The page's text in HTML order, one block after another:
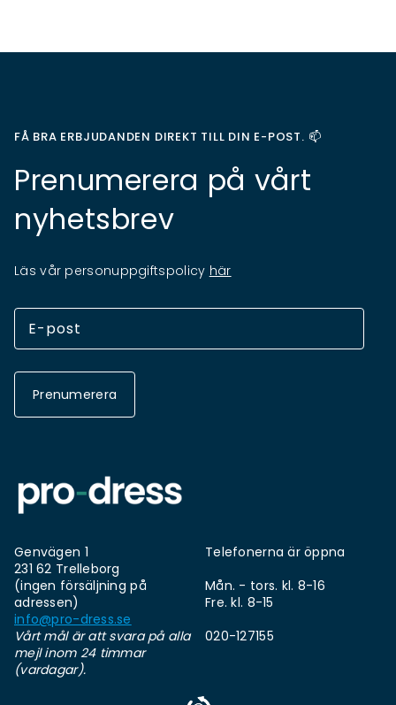
FÅ BRA ERBJUDANDEN DIREKT TILL DIN E-POST. 📫
Prenumerera på vårt
nyhetsbrev
Läs vår personuppgiftspolicy här
Prenumerera
Genvägen 1
231 62 Trelleborg
(ingen försäljning på
adressen)
info@pro-dress.se
Vårt mål är att svara på alla
mejl inom 24 timmar
(vardagar).
Telefonerna är öppna
Mån. - tors. kl. 8-16
Fre. kl. 8-15
020-127155